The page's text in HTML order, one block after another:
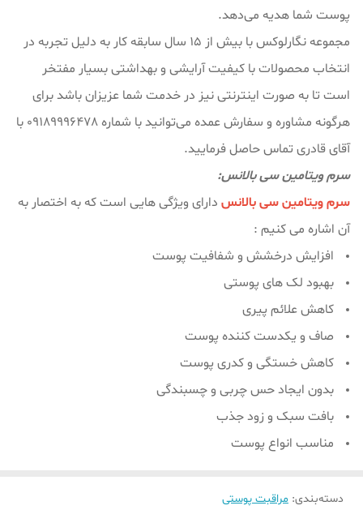
پوست شما هدیه می‌دهد.
مجموعه نگارلوکس با بیش از ۱۵ سال سابقه کار به دلیل تجربه در
انتخاب محصولات با کیفیت آرایشی و بهداشتی بسیار مفتخر
است تا به صورت اینترنتی نیز در خدمت شما عزیزان باشد برای
هرگونه مشاوره و سفارش عمده می‌توانید با شماره 09189996478 با
آقای قادری تماس حاصل فرمایید.
سرم ویتامین سی بالانس:
سرم ویتامین سی بالانس دارای ویژگی هایی است که به اختصار به
آن اشاره می کنیم :
افزایش درخشش و شفافیت پوست
بهبود لک های پوستی
کاهش علائم پیری
صاف و یکدست کننده پوست
کاهش خستگی و کدری پوست
بدون ایجاد حس چربی و چسبندگی
بافت سبک و زود جذب
مناسب انواع پوست
دسته‌بندی: مراقبت پوستی